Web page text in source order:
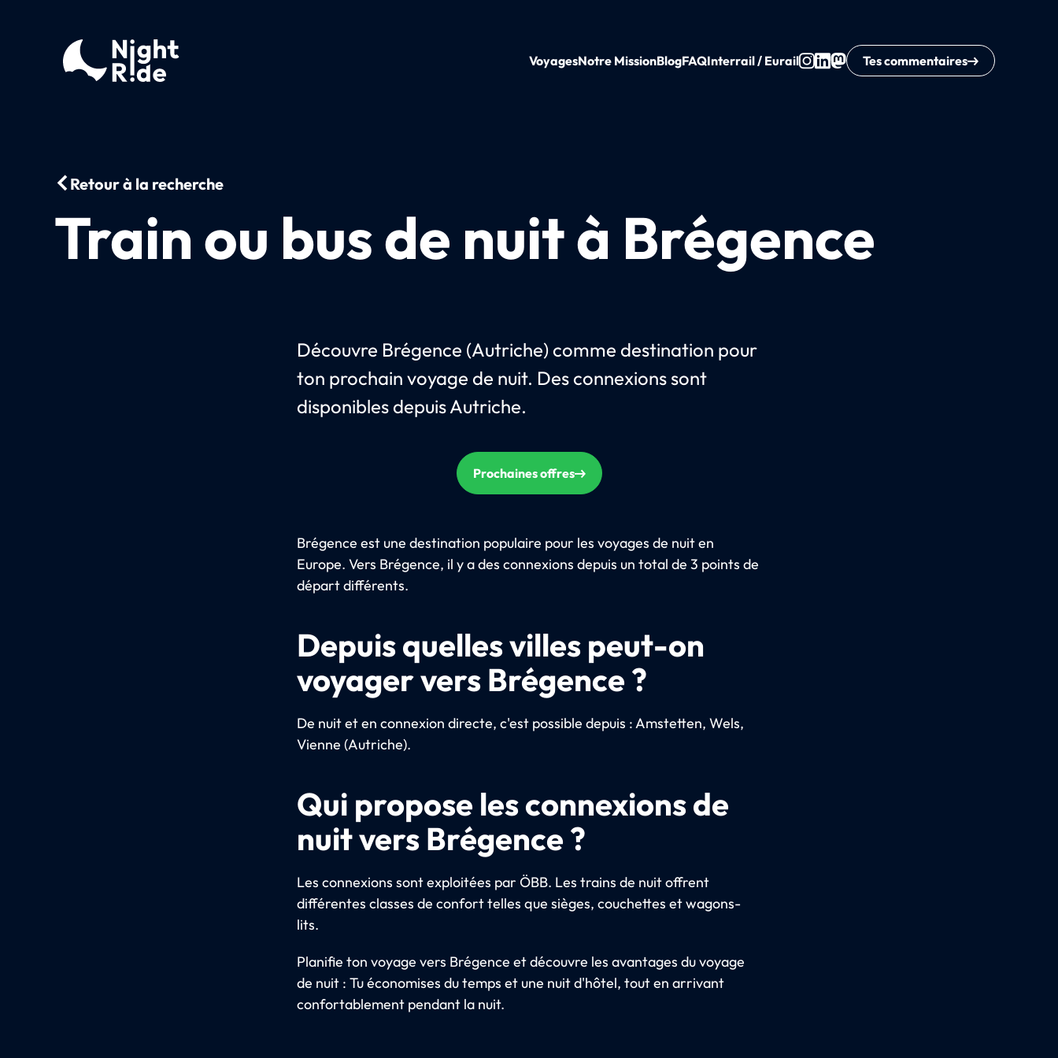
VoyagesNotre MissionBlogFAQInterrail / Eurail Tes commentaires
Retour à la recherche
Train ou bus de nuit à Brégence
Découvre Brégence (Autriche) comme destination pour
ton prochain voyage de nuit. Des connexions sont
disponibles depuis Autriche.
Prochaines offres
Brégence est une destination populaire pour les voyages de nuit en
Europe. Vers Brégence, il y a des connexions depuis un total de 3 points de
départ différents.
Depuis quelles villes peut-on
voyager vers Brégence ?
De nuit et en connexion directe, c'est possible depuis : Amstetten, Wels,
Vienne (Autriche).
Qui propose les connexions de
nuit vers Brégence ?
Les connexions sont exploitées par ÖBB. Les trains de nuit offrent
différentes classes de confort telles que sièges, couchettes et wagons-
lits.
Planifie ton voyage vers Brégence et découvre les avantages du voyage
de nuit : Tu économises du temps et une nuit d'hôtel, tout en arrivant
confortablement pendant la nuit.